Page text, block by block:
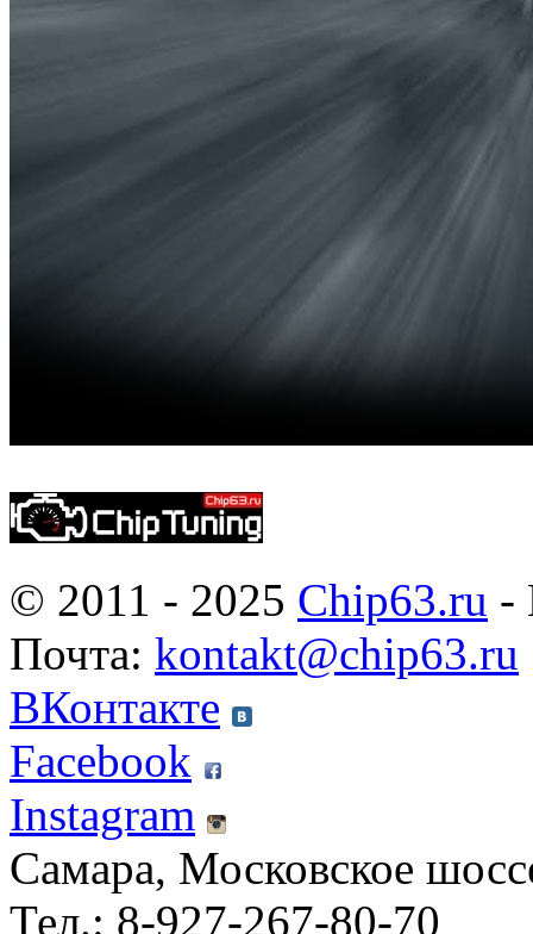
© 2011 - 2025 Chip63.ru -
Почта: kontakt@chip63.ru
ВКонтакте
Facebook
Instagram
Самара, Московское
Тел.: 8-927-267-80-70